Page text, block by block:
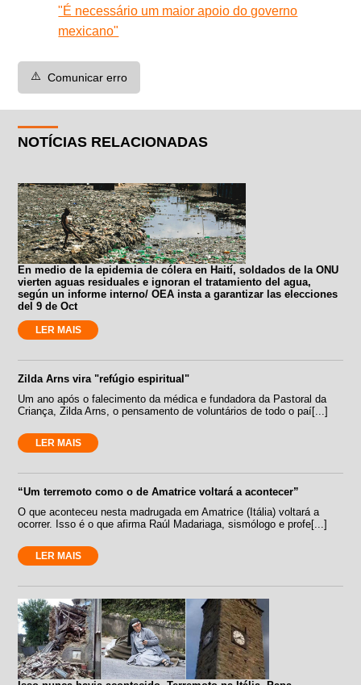
"É necessário um maior apoio do governo
mexicano"
⚠️ Comunicar erro
NOTÍCIAS RELACIONADAS
En medio de la epidemia de cólera en Haití, soldados de la ONU
vierten aguas residuales e ignoran el tratamiento del agua,
según un informe interno/ OEA insta a garantizar las elecciones
del 9 de Oct
LER MAIS
Zilda Arns vira "refúgio espiritual"
Um ano após o falecimento da médica e fundadora da Pastoral da
Criança, Zilda Arns, o pensamento de voluntários de todo o paí[...]
LER MAIS
“Um terremoto como o de Amatrice voltará a acontecer”
O que aconteceu nesta madrugada em Amatrice (Itália) voltará a
ocorrer. Isso é o que afirma Raúl Madariaga, sismólogo e profe[...]
LER MAIS